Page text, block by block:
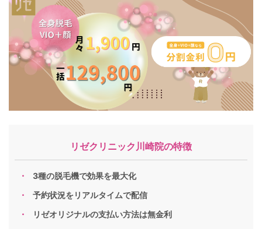
リゼクリニック川崎院の特徴
3種の脱毛機で効果を最大化
予約状況をリアルタイムで配信
リゼオリジナルの支払い方法は無金利